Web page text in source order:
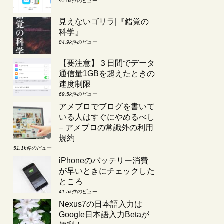
見えないゴリラ|『錯覚の
科学』
84.9k件のビュー
【要注意】３日間でデータ
通信量1GBを超えたときの
速度制限
69.5k件のビュー
アメブロでブログを書いて
いる人はすぐにやめるべし
– アメブロの常識外の利用
規約
51.1k件のビュー
iPhoneのバッテリー消費
が早いときにチェックした
ところ
41.5k件のビュー
Nexus7の日本語入力は
Google日本語入力Betaが